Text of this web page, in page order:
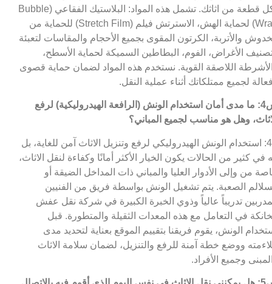
لكل قطعة من اثاثك. تشمل هذه المواد: البلاستيك الفقاعي (Bubble
Wrap) لحماية الهش، الاسترتش فيلم (Stretch Film) للحماية من
والأتربة، الكرتون المقوى بجميع الأحجام والمقاسات لتعبئة
الأغراض، الفوم، البطاطين السميكة لحماية الأسطح،
اللاصقة القوية. نستخدم هذه المواد لضمان حماية قصوى
لجميع ممتلكاتك أثناء عملية النقل.
س4: ما مدى أمان استخدام الونش (الرافعة الهيدروليكية) لرفع
وهل هو مناسب لجميع المباني؟
ج4: استخدام الونش الهيدروليكي لرفع وتنزيل الاثاث آمن للغاية، بل
في كثير من الحالات يكون الخيار الأكثر أمانًا وكفاءة لنقل الاثاث،
من وإلى الأدوار العليا والمباني ذات المداخل الضيقة أو
الصعبة. يتم تشغيل الونش بواسطة فريق من الفنيين
تدريباً عالياً وذوي الخبرة الكبيرة في شركة نقل عفش
في التعامل مع هذه المعدات الثقيلة والمتطورة. قبل
الونش، يقوم فريقنا بتقييم الموقع بعناية لتحديد مدى
ووضع خطة آمنة للرفع والتنزيل، لضمان سلامة الاثاث
وجميع الأفراد.